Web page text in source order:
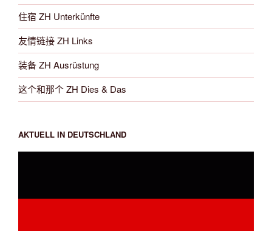
住宿 ZH Unterkünfte
友情链接 ZH Links
装备 ZH Ausrüstung
这个和那个 ZH Dies & Das
AKTUELL IN DEUTSCHLAND